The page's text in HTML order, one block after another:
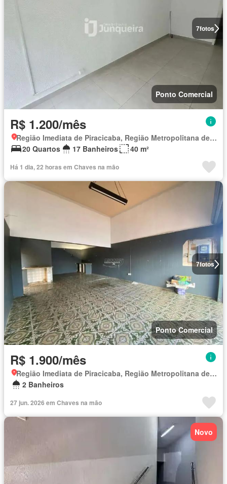
7fotos
Ponto Comercial
R$ 1.200/mês
Região Imediata de Piracicaba, Região Metropolitana de Piracicaba
20 Quartos
17 Banheiros 40 m²
Há 1 dia, 22 horas em Chaves na mão
7fotos
Ponto Comercial
R$ 1.900/mês
Região Imediata de Piracicaba, Região Metropolitana de Piracicaba
2 Banheiros
27 jun. 2026 em Chaves na mão
Novo